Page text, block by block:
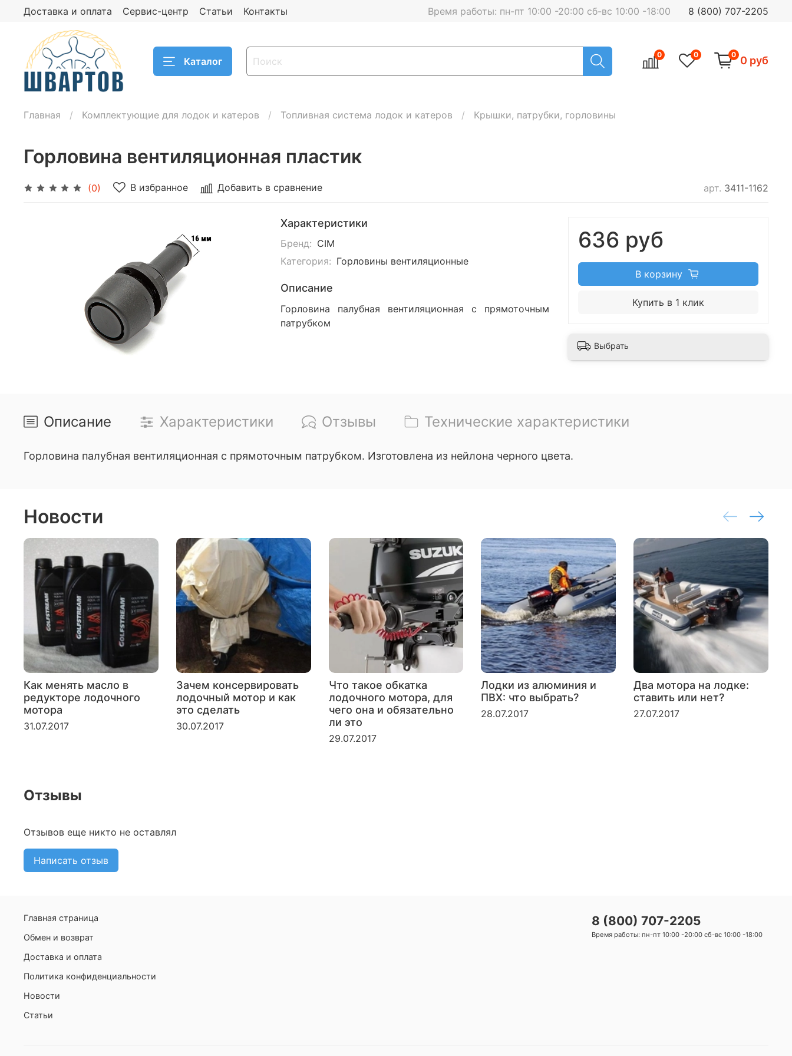
Доставка и оплата Сервис-центр Статьи Контакты Время работы: пн-пт 10:00 -20:00 сб-вс 10:00 -18:00 8 (800) 707-2205
Каталог
0 0 0 0 руб
Главная Комплектующие для лодок и катеров Топливная система лодок и катеров Крышки, патрубки, горловины
Горловина вентиляционная пластик
(0) В избранное Добавить в сравнение арт. 3411-1162
Характеристики
Бренд: CIM
Категория: Горловины вентиляционные
Описание
Горловина палубная вентиляционная с прямоточным
патрубком
636 руб
В корзину
Купить в 1 клик
Выбрать
Описание Характеристики Отзывы Технические характеристики
Горловина палубная вентиляционная с прямоточным патрубком. Изготовлена из нейлона черного цвета.
Новости
Как менять масло в
редукторе лодочного
мотора
31.07.2017
Зачем консервировать
лодочный мотор и как
это сделать
30.07.2017
Что такое обкатка
лодочного мотора, для
чего она и обязательно
ли это
29.07.2017
Лодки из алюминия и
ПВХ: что выбрать?
28.07.2017
Два мотора на лодке:
ставить или нет?
27.07.2017
Отзывы
Отзывов еще никто не оставлял
Написать отзыв
Главная страница
Обмен и возврат
Доставка и оплата
Политика конфиденциальности
Новости
Статьи
8 (800) 707-2205
Время работы: пн-пт 10:00 -20:00 сб-вс 10:00 -18:00